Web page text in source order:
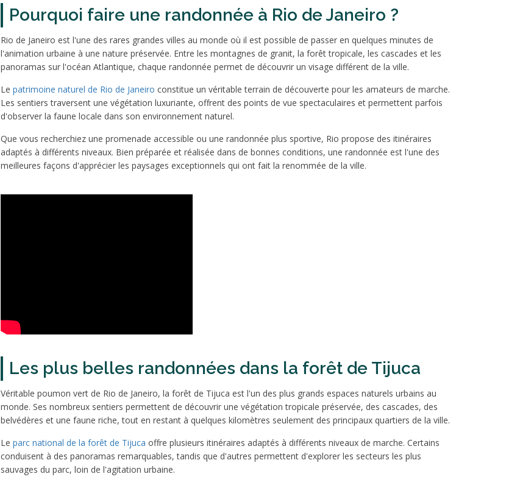
Pourquoi faire une randonnée à Rio de Janeiro ?
Rio de Janeiro est l'une des rares grandes villes au monde où il est possible de passer en quelques minutes de
l'animation urbaine à une nature préservée. Entre les montagnes de granit, la forêt tropicale, les cascades et les
panoramas sur l'océan Atlantique, chaque randonnée permet de découvrir un visage différent de la ville.
Le patrimoine naturel de Rio de Janeiro constitue un véritable terrain de découverte pour les amateurs de marche.
Les sentiers traversent une végétation luxuriante, offrent des points de vue spectaculaires et permettent parfois
d'observer la faune locale dans son environnement naturel.
Que vous recherchiez une promenade accessible ou une randonnée plus sportive, Rio propose des itinéraires
adaptés à différents niveaux. Bien préparée et réalisée dans de bonnes conditions, une randonnée est l'une des
meilleures façons d'apprécier les paysages exceptionnels qui ont fait la renommée de la ville.
Les plus belles randonnées dans la forêt de Tijuca
Véritable poumon vert de Rio de Janeiro, la forêt de Tijuca est l'un des plus grands espaces naturels urbains au
monde. Ses nombreux sentiers permettent de découvrir une végétation tropicale préservée, des cascades, des
belvédères et une faune riche, tout en restant à quelques kilomètres seulement des principaux quartiers de la ville.
Le parc national de la forêt de Tijuca offre plusieurs itinéraires adaptés à différents niveaux de marche. Certains
conduisent à des panoramas remarquables, tandis que d'autres permettent d'explorer les secteurs les plus
sauvages du parc, loin de l'agitation urbaine.